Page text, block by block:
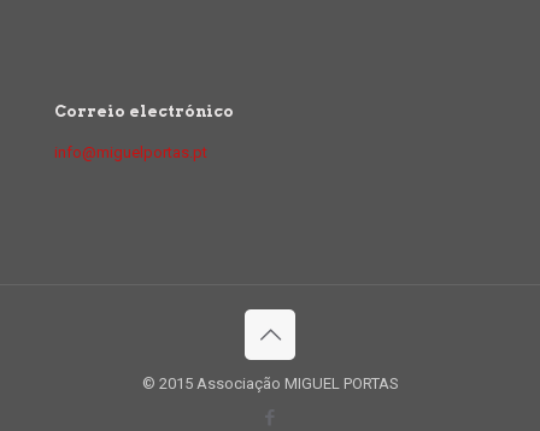
Correio electrónico
info@miguelportas.pt
© 2015 Associação MIGUEL PORTAS